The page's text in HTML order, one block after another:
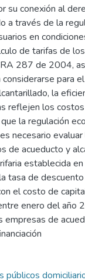
su conexión al
a través de la
en
de tarifas de
287 de 2004,
para
la
reflejen los costos
la regulación
necesario evaluar
de acueducto y
establecida en
tasa de descuento
el costo de
enero del año
de
públicos